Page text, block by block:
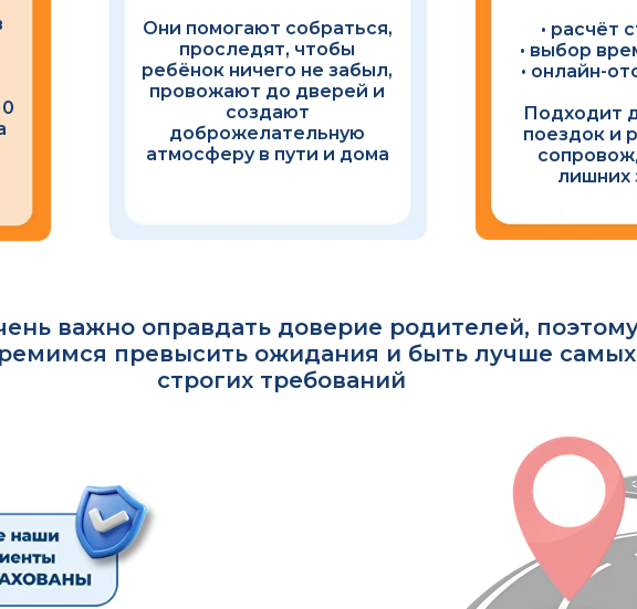
важно оправдать доверие родителей,
превысить ожидания и быть лучше самых
строгих требований
• расчёт
• выбор
• онлайн-
Подходит
поездок и
лишних
Они помогают собраться,
проследят, чтобы
ребёнок ничего не забыл,
провожают до дверей и
создают
доброжелательную
атмосферу в пути и дома